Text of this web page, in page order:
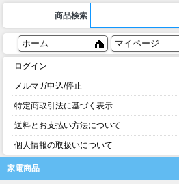
商品検索
ホーム マイページ
ログイン
メルマガ申込/停止
特定商取引法に基づく表示
送料とお支払い方法について
個人情報の取扱いについて
家電商品